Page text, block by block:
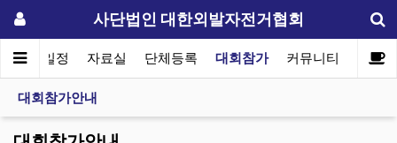
사단법인 대한외발자전거협회
협회일정 자료실 단체등록 대회참가 커뮤니티
대회참가안내